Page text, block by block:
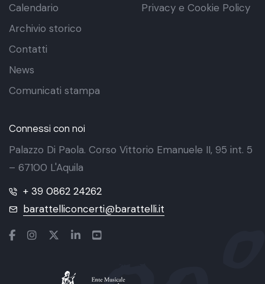
Calendario
Archivio storico
Contatti
News
Comunicati stampa
Privacy e Cookie Policy
Connessi con noi
Palazzo Di Paola. Corso Vittorio Emanuele II, 95 int. 5
– 67100 L'Aquila
+ 39 0862 24262
barattelliconcerti@barattelli.it